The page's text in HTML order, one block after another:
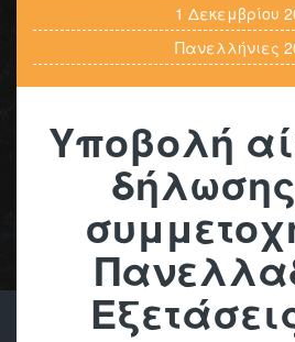
1 Δεκεμβρίου
Πανελλήνιες
Υποβολή